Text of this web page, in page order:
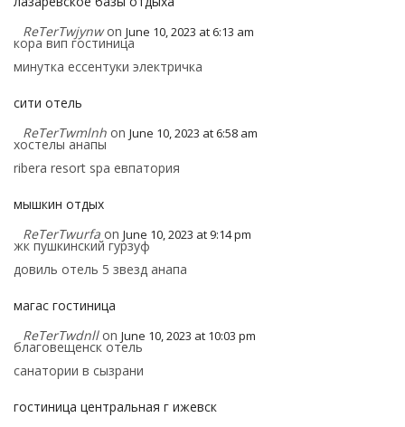
ReTerTwjynw on June 10, 2023 at 6:13 am
кора вип гостиница
минутка ессентуки электричка
сити отель
ReTerTwmlnh on June 10, 2023 at 6:58 am
хостелы анапы
ribera resort spa евпатория
мышкин отдых
ReTerTwurfa on June 10, 2023 at 9:14 pm
жк пушкинский гурзуф
довиль отель 5 звезд анапа
магас гостиница
ReTerTwdnll on June 10, 2023 at 10:03 pm
благовещенск отель
санатории в сызрани
гостиница центральная г ижевск